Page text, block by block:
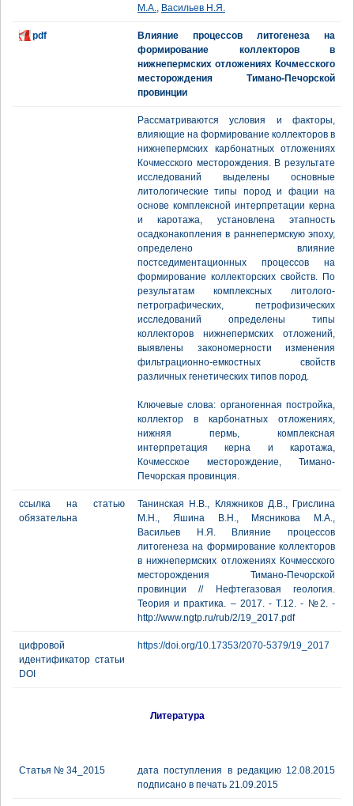
М.А., Васильев Н.Я.
pdf
Влияние процессов литогенеза на
формирование коллекторов в
нижнепермских отложениях Кочмесского
месторождения Тимано-Печорской
провинции
Рассматриваются условия и факторы,
влияющие на формирование коллекторов в
нижнепермских карбонатных отложениях
Кочмесского месторождения. В результате
исследований выделены основные
литологические типы пород и фации на
основе комплексной интерпретации керна
и каротажа, установлена этапность
осадконакопления в раннепермскую эпоху,
определено влияние
постседиментационных процессов на
формирование коллекторских свойств. По
результатам комплексных литолого-
петрографических, петрофизических
исследований определены типы
коллекторов нижнепермских отложений,
выявлены закономерности изменения
фильтрационно-емкостных свойств
различных генетических типов пород.
Ключевые слова: органогенная постройка,
коллектор в карбонатных отложениях,
нижняя пермь, комплексная
интерпретация керна и каротажа,
Кочмесское месторождение, Тимано-
Печорская провинция.
ссылка на статью
обязательна
Танинская Н.В., Кляжников Д.В., Грислина
М.Н., Яшина В.Н., Мясникова М.А.,
Васильев Н.Я. Влияние процессов
литогенеза на формирование коллекторов
в нижнепермских отложениях Кочмесского
месторождения Тимано-Печорской
провинции // Нефтегазовая геология.
Теория и практика. – 2017. - Т.12. - №2. -
http://www.ngtp.ru/rub/2/19_2017.pdf
цифровой
идентификатор статьи
DOI
https://doi.org/10.17353/2070-5379/19_2017
Литература
Статья № 34_2015
дата поступления в редакцию 12.08.2015
подписано в печать 21.09.2015